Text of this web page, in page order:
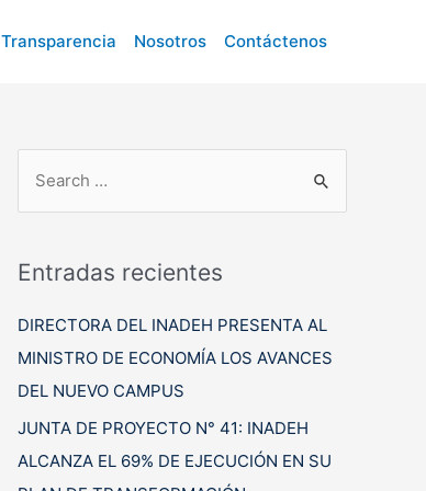
Transparencia Nosotros Contáctenos
c
r
p
o
r
:
Entradas recientes
DIRECTORA DEL INADEH PRESENTA AL
MINISTRO DE ECONOMÍA LOS AVANCES
DEL NUEVO CAMPUS
JUNTA DE PROYECTO N° 41: INADEH
ALCANZA EL 69% DE EJECUCIÓN EN SU